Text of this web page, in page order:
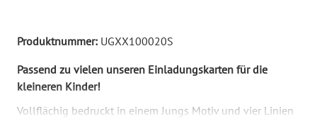
Produktnummer: UGXX100020S
Passend zu vielen unseren Einladungskarten für die
kleineren Kinder!
Vollflächig bedruckt in einem Jungs Motiv und vier Linien